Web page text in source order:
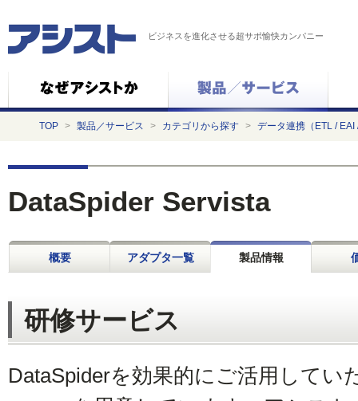
ビジネスを進化させる超サポ愉快カンパニー
TOP > 製品／サービス > カテゴリから探す > データ連携（ETL / EAI
DataSpider Servista
概要 アダプタ一覧 製品情報
研修サービス
DataSpiderを効果的にご活用してい